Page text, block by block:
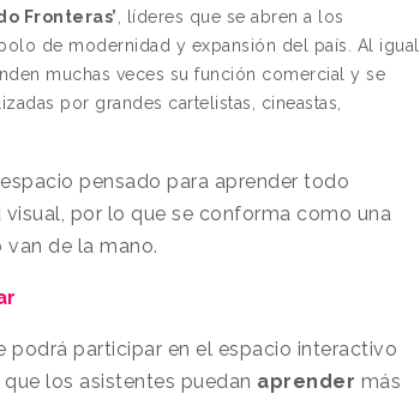
Fronteras’ , líderes que se abren a los
de modernidad y expansión del país. Al igual
muchas veces su función comercial y se
por grandes cartelistas, cineastas,
pensado para aprender todo
por lo que se conforma como una
de la mano.
podrá participar en el espacio interactivo
los asistentes puedan aprender más